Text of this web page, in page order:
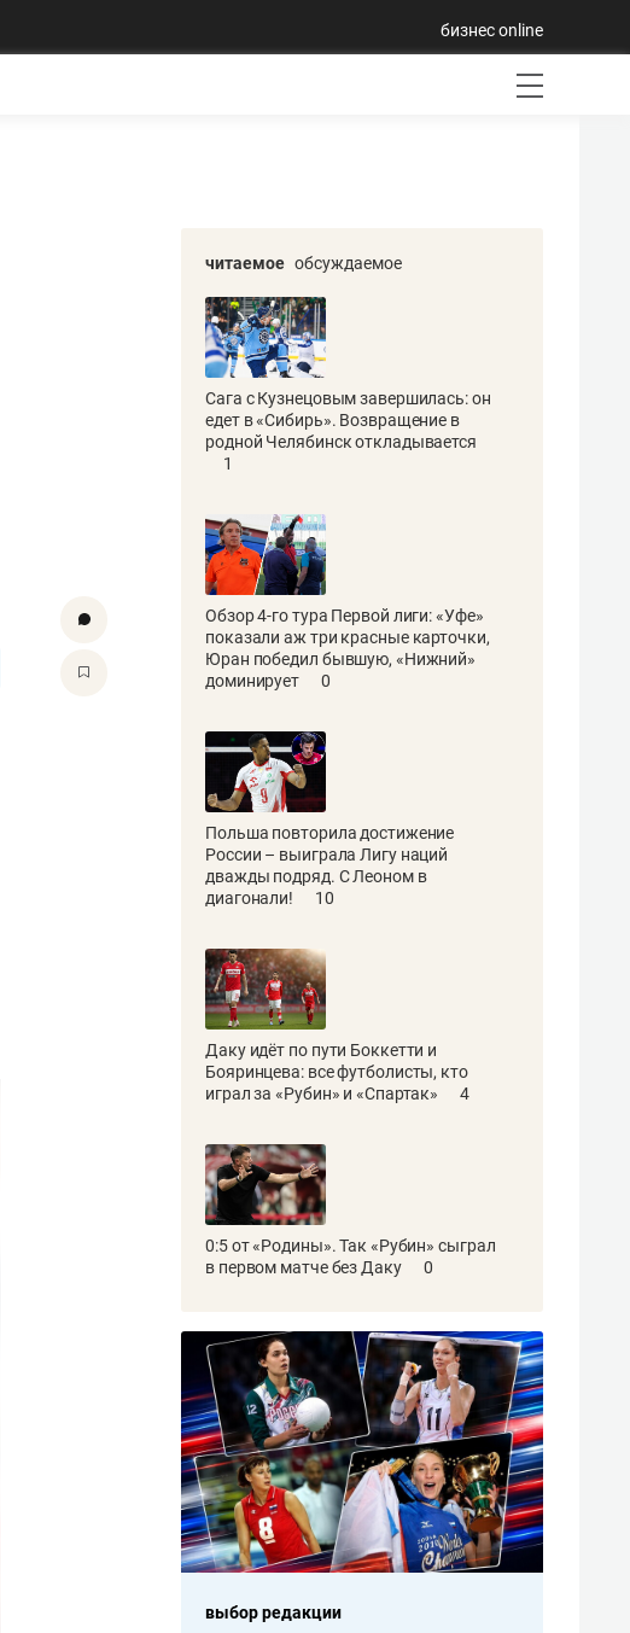
бизнес online
читаемое обсуждаемое
Сага с Кузнецовым завершилась: он
едет в «Сибирь». Возвращение в
родной Челябинск откладывается
1
Обзор 4-го тура Первой лиги: «Уфе»
показали аж три красные карточки,
Юран победил бывшую, «Нижний»
доминирует
0
Польша повторила достижение
России – выиграла Лигу наций
дважды подряд. С Леоном в
диагонали!
10
Даку идёт по пути Боккетти и
Бояринцева: все футболисты, кто
играл за «Рубин» и «Спартак»
4
0:5 от «Родины». Так «Рубин» сыграл
в первом матче без Даку
0
выбор редакции